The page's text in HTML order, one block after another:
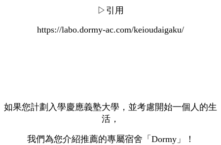
▷引用
https://labo.dormy-ac.com/keioudaigaku/
如果您計劃入學慶應義塾大學，並考慮開始一個人的生
活，
我們為您介紹推薦的專屬宿舍「Dormy」！